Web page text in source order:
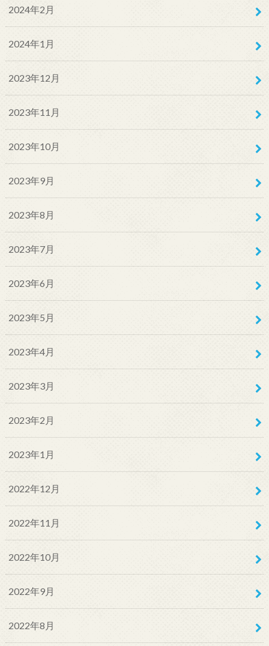
2024年2月
2024年1月
2023年12月
2023年11月
2023年10月
2023年9月
2023年8月
2023年7月
2023年6月
2023年5月
2023年4月
2023年3月
2023年2月
2023年1月
2022年12月
2022年11月
2022年10月
2022年9月
2022年8月